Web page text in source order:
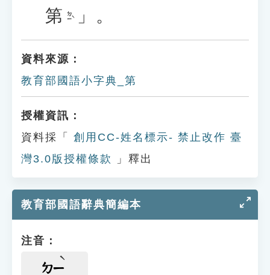
第 ㄉㄧˋ 」。
資料來源：
教育部國語小字典_第
授權資訊：
資料採「
創用CC-姓名標示- 禁止改作 臺
灣3.0版授權條款
」釋出
教育部國語辭典簡編本
注音：
ㄉㄧ